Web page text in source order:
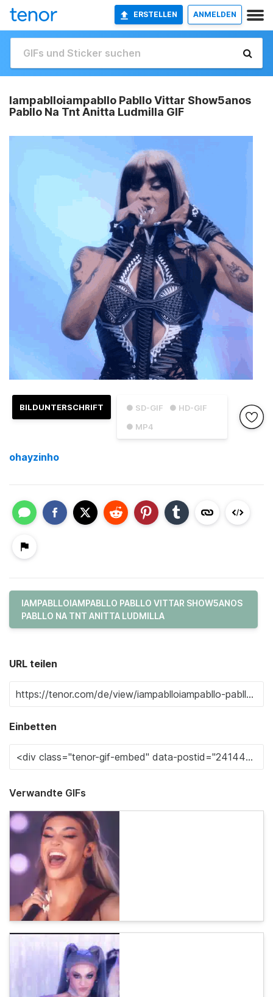
ERSTELLEN ANMELDEN
Iampablloiampabllo Pabllo Vittar Show5anos
Pabllo Na Tnt Anitta Ludmilla GIF
● SD-GIF
● HD-GIF
● MP4
BILDUNTERSCHRIFT
ohayzinho
IAMPABLLOIAMPABLLO PABLLO VITTAR SHOW5ANOS
PABLLO NA TNT ANITTA LUDMILLA
URL teilen
Einbetten
Verwandte GIFs